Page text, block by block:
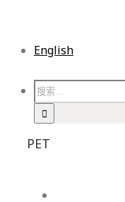
English
PET